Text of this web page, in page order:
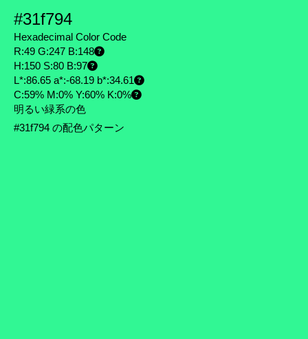
#31f794
Hexadecimal Color Code
R:49 G:247 B:148
H:150 S:80 B:97
L*:86.65 a*:-68.19 b*:34.61
C:59% M:0% Y:60% K:0%
明るい緑系の色
#31f794 の配色パターン